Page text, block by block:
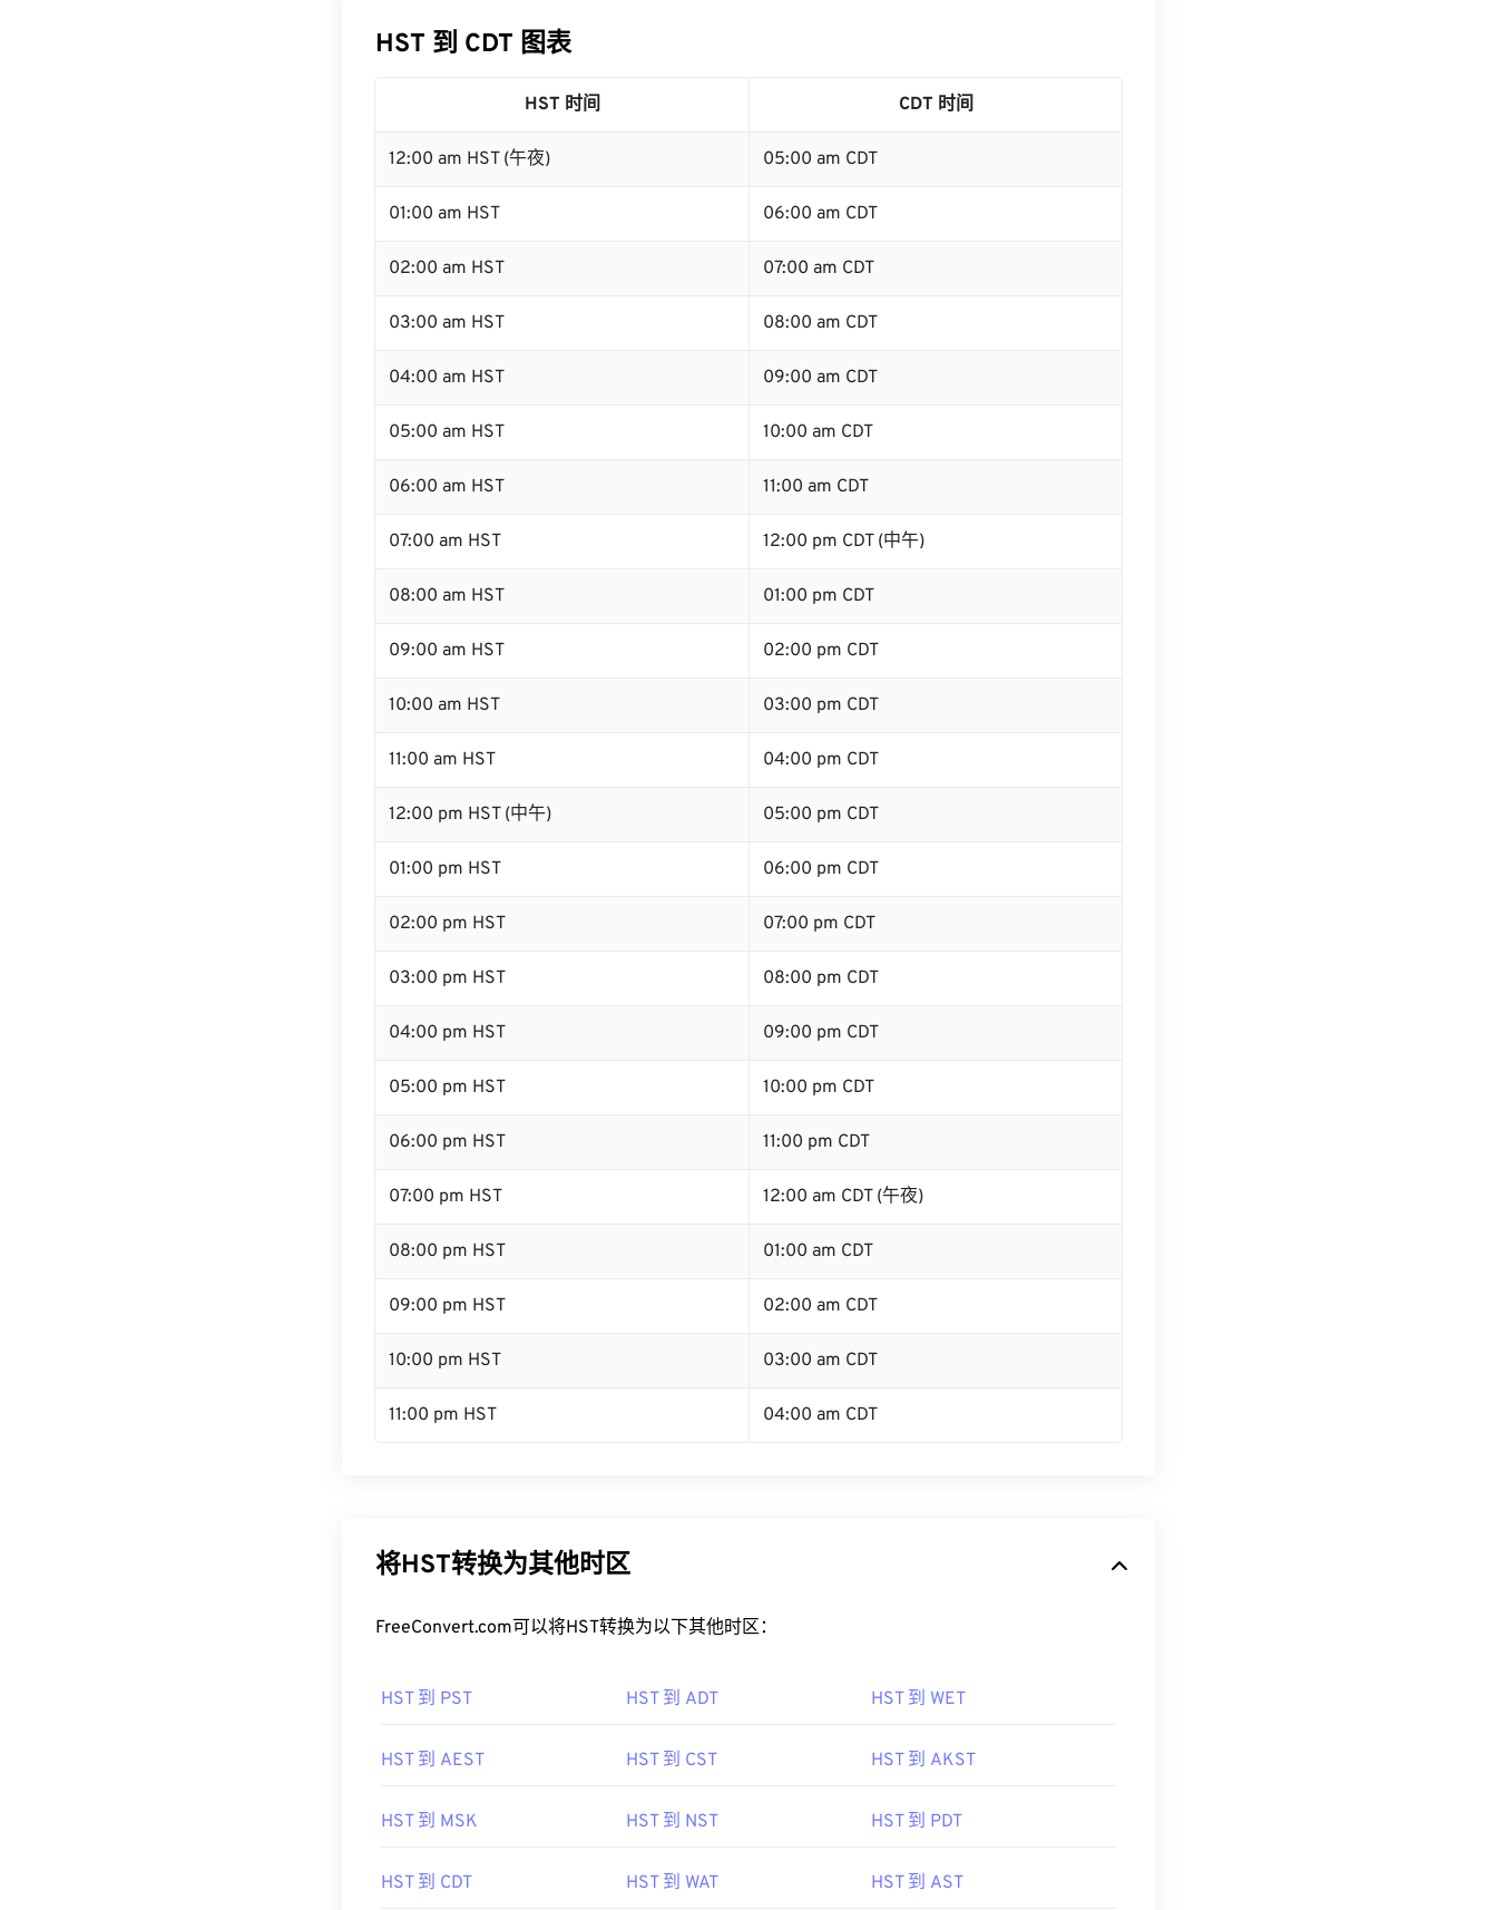
HST 到 CDT 图表
HST 时间 CDT 时间
12:00 am HST (午夜) 05:00 am CDT
01:00 am HST 06:00 am CDT
02:00 am HST 07:00 am CDT
03:00 am HST 08:00 am CDT
04:00 am HST 09:00 am CDT
05:00 am HST 10:00 am CDT
06:00 am HST 11:00 am CDT
07:00 am HST 12:00 pm CDT (中午)
08:00 am HST 01:00 pm CDT
09:00 am HST 02:00 pm CDT
10:00 am HST 03:00 pm CDT
11:00 am HST 04:00 pm CDT
12:00 pm HST (中午) 05:00 pm CDT
01:00 pm HST 06:00 pm CDT
02:00 pm HST 07:00 pm CDT
03:00 pm HST 08:00 pm CDT
04:00 pm HST 09:00 pm CDT
05:00 pm HST 10:00 pm CDT
06:00 pm HST 11:00 pm CDT
07:00 pm HST 12:00 am CDT (午夜)
08:00 pm HST 01:00 am CDT
09:00 pm HST 02:00 am CDT
10:00 pm HST 03:00 am CDT
11:00 pm HST 04:00 am CDT
将HST转换为其他时区
FreeConvert.com可以将HST转换为以下其他时区：
HST 到 PST HST 到 ADT HST 到 WET
HST 到 AEST HST 到 CST HST 到 AKST
HST 到 MSK HST 到 NST HST 到 PDT
HST 到 CDT HST 到 WAT HST 到 AST